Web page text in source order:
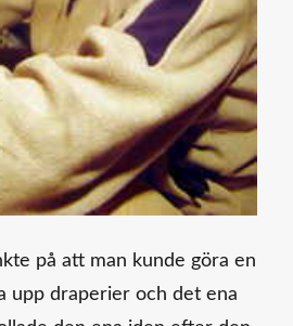
på att man kunde göra en
upp draperier och det ena